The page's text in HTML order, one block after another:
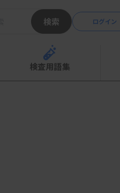
検索 ログイン
検査用語集